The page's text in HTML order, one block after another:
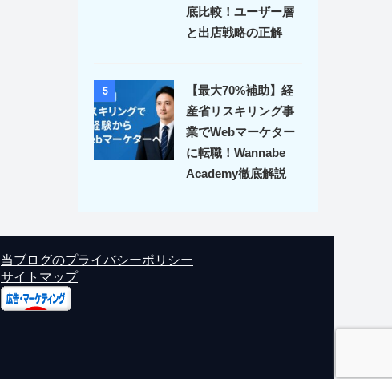
底比較！ユーザー層
と出店戦略の正解
5
【最大70%補助】経
産省リスキリング事
業でWebマーケター
に転職！Wannabe
Academy徹底解説
当ブログのプライバシーポリシー
サイトマップ